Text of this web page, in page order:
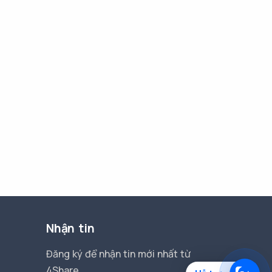
Nhận tin
Đăng ký để nhận tin mới nhất từ